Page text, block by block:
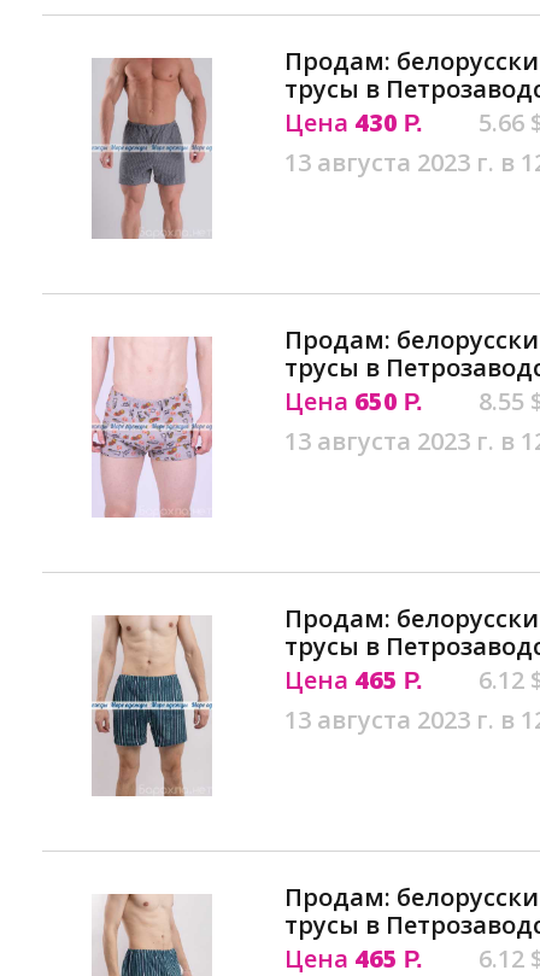
Продам:
трусы в
Цена 430 Р.
5.66
13 августа 2023 г. в
Продам:
трусы в
Цена 650 Р.
8.55
13 августа 2023 г. в
Продам:
трусы в
Цена 465 Р.
6.12
13 августа 2023 г. в
Продам:
трусы в
Цена 465 Р.
6.12